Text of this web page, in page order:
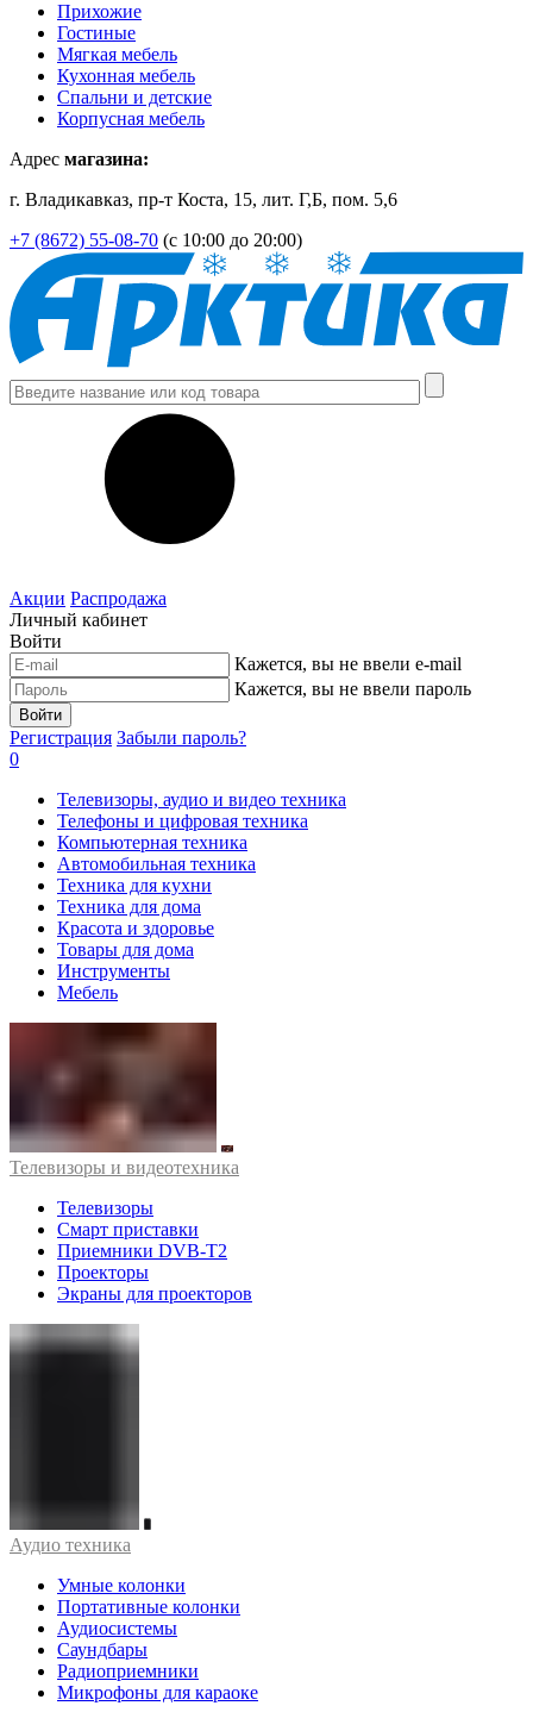
Прихожие
Гостиные
Мягкая мебель
Кухонная мебель
Спальни и детские
Корпусная мебель
Адрес магазина:
г. Владикавказ, пр-т Коста, 15, лит. Г,Б, пом. 5,6
+7 (8672) 55-08-70 (с 10:00 до 20:00)
Акции Распродажа
Личный кабинет
Войти
Кажется, вы не ввели e-mail
Кажется, вы не ввели пароль
Войти
Регистрация Забыли пароль?
0
Телевизоры, аудио и видео техника
Телефоны и цифровая техника
Компьютерная техника
Автомобильная техника
Техника для кухни
Техника для дома
Красота и здоровье
Товары для дома
Инструменты
Мебель
Телевизоры и видеотехника
Телевизоры
Смарт приставки
Приемники DVB-T2
Проекторы
Экраны для проекторов
Аудио техника
Умные колонки
Портативные колонки
Аудиосистемы
Саундбары
Радиоприемники
Микрофоны для караоке